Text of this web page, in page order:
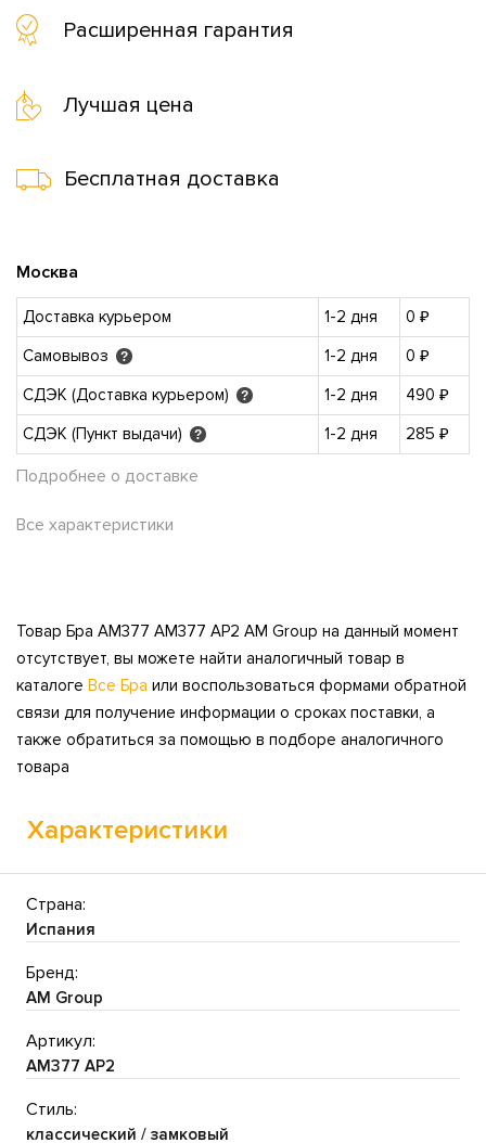
Расширенная гарантия
Лучшая цена
Бесплатная доставка
Москва
Доставка курьером 1-2 дня
0 ₽
Самовывоз
? 1-2 дня
0 ₽
СДЭК (Доставка курьером)
? 1-2 дня
490 ₽
СДЭК (Пункт выдачи)
? 1-2 дня 285 ₽
Подробнее о доставке
Все характеристики
Товар Бра AM377 AM377 AP2 AM Group на данный момент
отсутствует, вы можете найти аналогичный товар в
каталоге Все Бра или воспользоваться формами обратной
связи для получение информации о сроках поставки, а
также обратиться за помощью в подборе аналогичного
товара
Характеристики
Страна:
Испания
Бренд:
AM Group
Артикул:
AM377 AP2
Стиль:
классический / замковый